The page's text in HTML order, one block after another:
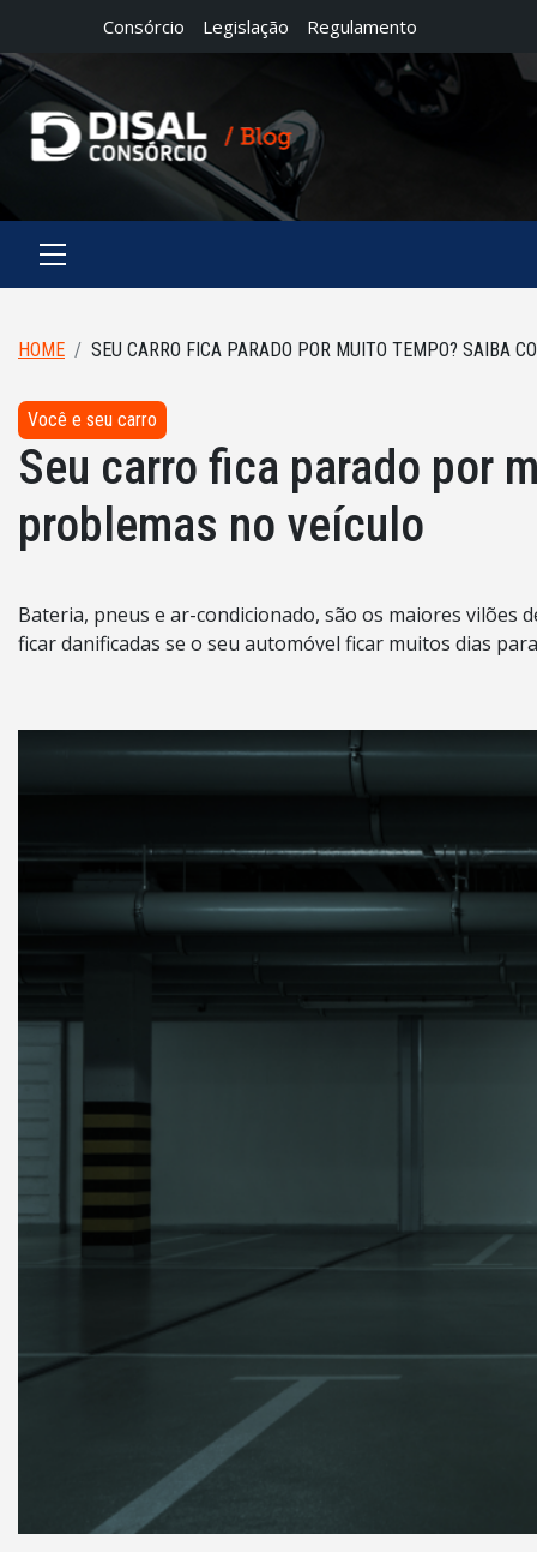
Consórcio Legislação Regulamento
HOME SEU CARRO FICA PARADO POR MUITO TEMPO? SAIBA
Você e seu carro
Seu carro fica parado por
problemas no veículo
Bateria, pneus e ar-condicionado, são os maiores vilões
ficar danificadas se o seu automóvel ficar muitos dias